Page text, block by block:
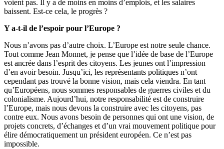
voient pas. Il y a de moins en moins d’emplois, et les salaires
baissent. Est-ce cela, le progrès ?
Y a-t-il de l’espoir pour l’Europe ?
Nous n’avons pas d’autre choix. L’Europe est notre seule chance.
Tout comme Jean Monnet, je pense que l’idée de base de l’Europe
est ancrée dans l’esprit des citoyens. Les jeunes ont l’impression
d’en avoir besoin. Jusqu’ici, les représentants politiques n’ont
cependant pas trouvé la bonne vision, mais cela viendra. En tant
qu’Européens, nous sommes responsables de guerres civiles et du
colonialisme. Aujourd’hui, notre responsabilité est de construire
l’Europe, mais nous devons la construire avec les citoyens, pas
contre eux. Nous avons besoin de personnes qui ont une vision, de
projets concrets, d’échanges et d’un vrai mouvement politique pour
élire démocratiquement un président européen. Ce n’est pas
impossible.